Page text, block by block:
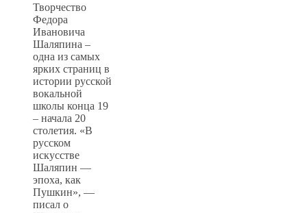
Творчество
Федора
Ивановича
Шаляпина –
одна из самых
ярких страниц в
истории русской
вокальной
школы конца 19
– начала 20
столетия. «В
русском
искусстве
Шаляпин —
эпоха, как
Пушкин», —
писал о